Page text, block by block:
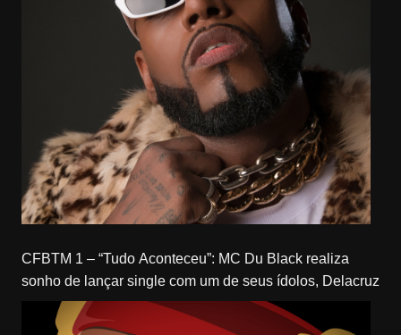
CFBTM 1 – “Tudo Aconteceu”: MC Du Black realiza
sonho de lançar single com um de seus ídolos, Delacruz